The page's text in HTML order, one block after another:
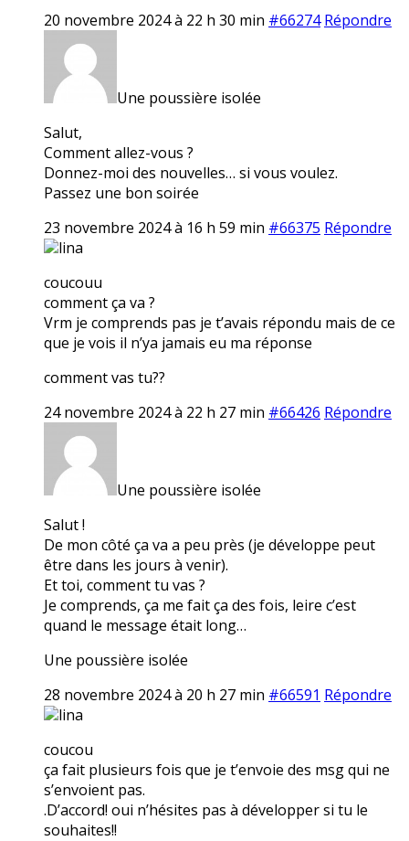
20 novembre 2024 à 22 h 30 min #66274 Répondre
Une poussière isolée
Salut,
Comment allez-vous ?
Donnez-moi des nouvelles… si vous voulez.
Passez une bon soirée
23 novembre 2024 à 16 h 59 min #66375 Répondre
lina
coucouu
comment ça va ?
Vrm je comprends pas je t’avais répondu mais de ce
que je vois il n’ya jamais eu ma réponse
comment vas tu??
24 novembre 2024 à 22 h 27 min #66426 Répondre
Une poussière isolée
Salut !
De mon côté ça va a peu près (je développe peut
être dans les jours à venir).
Et toi, comment tu vas ?
Je comprends, ça me fait ça des fois, leire c’est
quand le message était long…
Une poussière isolée
28 novembre 2024 à 20 h 27 min #66591 Répondre
lina
coucou
ça fait plusieurs fois que je t’envoie des msg qui ne
s’envoient pas.
.D’accord! oui n’hésites pas à développer si tu le
souhaites!!